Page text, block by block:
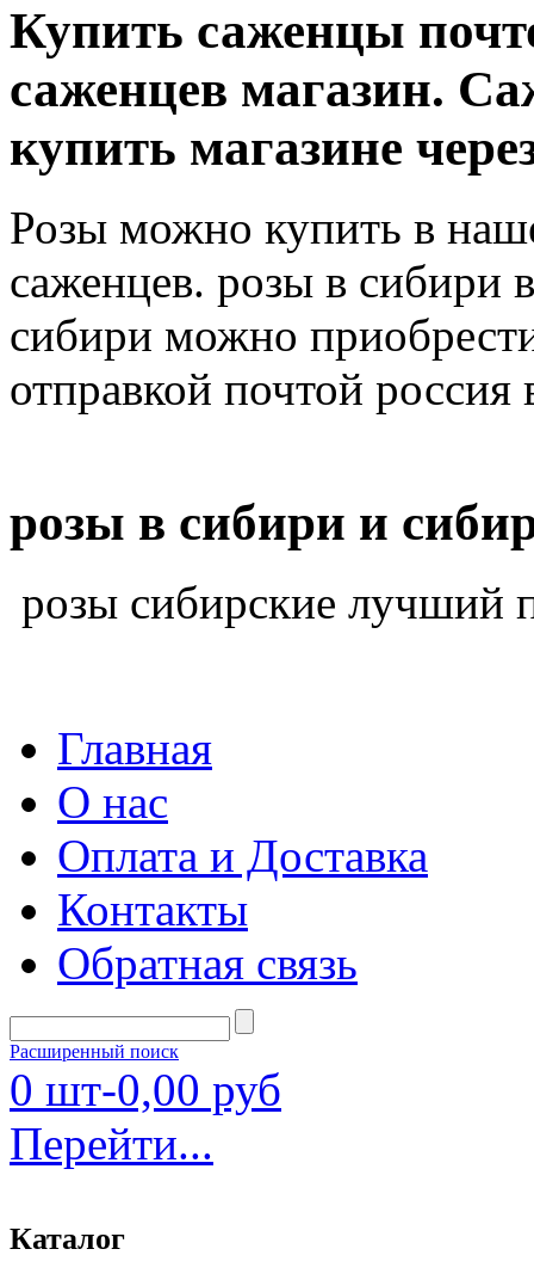
Купить саженцы
саженцев магазин.
купить магазине
Розы можно купить в
саженцев. розы в сибири
сибири можно
отправкой почтой
розы в сибири и
розы сибирские лучший
Главная
О нас
Оплата и Доставка
Контакты
Обратная связь
Расширенный поиск
0 шт-0,00 руб
Перейти...
Каталог